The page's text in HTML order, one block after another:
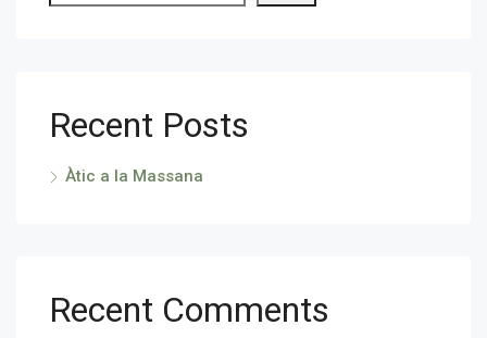
Recent Posts
Àtic a la Massana
Recent Comments